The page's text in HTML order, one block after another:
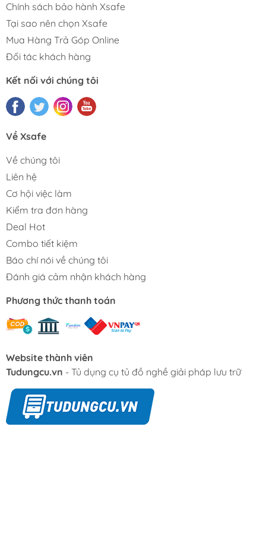
Chính sách bảo hành Xsafe
Tại sao nên chọn Xsafe
Mua Hàng Trả Góp Online
Đối tác khách hàng
Kết nối với chúng tôi
Về Xsafe
Về chúng tôi
Liên hệ
Cơ hội việc làm
Kiểm tra đơn hàng
Deal Hot
Combo tiết kiệm
Báo chí nói về chúng tôi
Đánh giá cảm nhận khách hàng
Phương thức thanh toán
Website thành viên
Tudungcu.vn - Tủ dụng cụ tủ đồ nghề giải pháp lưu trữ